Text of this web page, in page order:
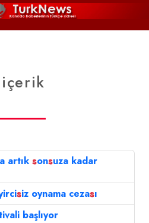
artık sonsuza kadar
siz oynama cezası
başlıyor